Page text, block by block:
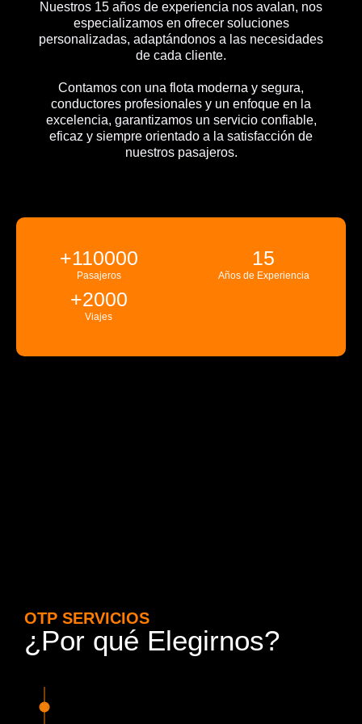
Nuestros 15 años de experiencia nos avalan, nos
especializamos en ofrecer soluciones
personalizadas, adaptándonos a las necesidades
de cada cliente.
Contamos con una flota moderna y segura,
conductores profesionales y un enfoque en la
excelencia, garantizamos un servicio confiable,
eficaz y siempre orientado a la satisfacción de
nuestros pasajeros.
Pasajeros
+110000
Años de Experiencia
15
Viajes
+2000
OTP SERVICIOS
¿Por qué Elegirnos?